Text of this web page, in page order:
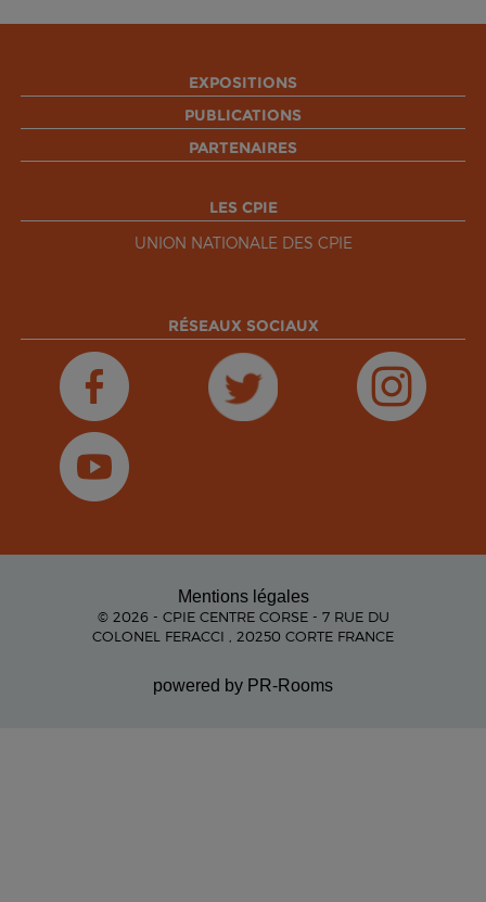
EXPOSITIONS
PUBLICATIONS
PARTENAIRES
LES CPIE
UNION NATIONALE DES CPIE
RÉSEAUX SOCIAUX
Mentions légales
© 2026 - CPIE CENTRE CORSE - 7 RUE DU
COLONEL FERACCI , 20250 CORTE FRANCE
powered by PR-Rooms